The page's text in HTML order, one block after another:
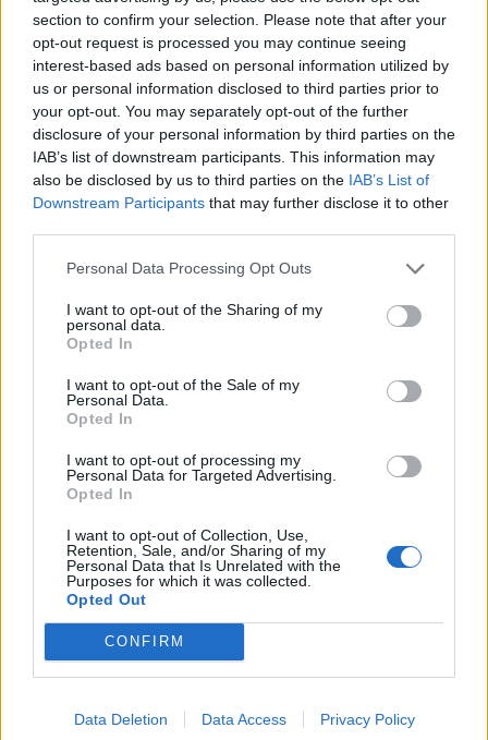
section to confirm your selection. Please note that after your
opt-out request is processed you may continue seeing
interest-based ads based on personal information utilized by
us or personal information disclosed to third parties prior to
your opt-out. You may separately opt-out of the further
disclosure of your personal information by third parties on the
IAB’s list of downstream participants. This information may
also be disclosed by us to third parties on the IAB’s List of
Downstream Participants that may further disclose it to other
Personal Data Processing Opt Outs
I want to opt-out of the Sharing of my
personal data.
Opted In
I want to opt-out of the Sale of my
Personal Data.
Opted In
I want to opt-out of processing my
Personal Data for Targeted Advertising.
Opted In
I want to opt-out of Collection, Use,
Retention, Sale, and/or Sharing of my
Personal Data that Is Unrelated with the
Purposes for which it was collected.
Opted Out
CONFIRM
Data Deletion Data Access Privacy Policy
να ακούς
Η αποξένωση της σύγχρονης ζωής δεν γεννιέται μόνο από τη
πραγματικά να ακούσουν χωρίς να κρίνουν.